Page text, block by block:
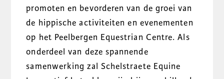
promoten en bevorderen van de groei van
de hippische activiteiten en evenementen
op het Peelbergen Equestrian Centre. Als
onderdeel van deze spannende
samenwerking zal Schelstraete Equine